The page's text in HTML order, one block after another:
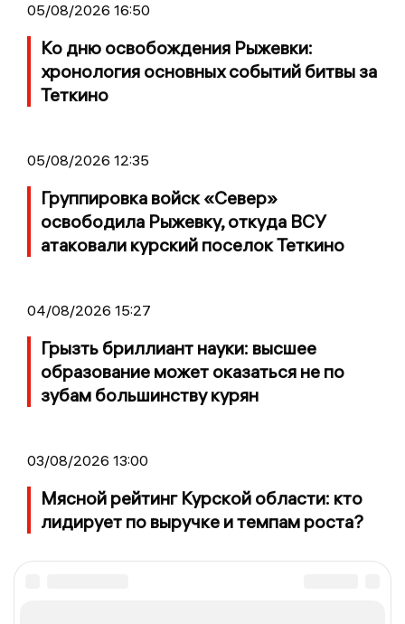
05/08/2026 16:50
Ко дню освобождения Рыжевки:
хронология основных событий битвы за
Теткино
05/08/2026 12:35
Группировка войск «Север»
освободила Рыжевку, откуда ВСУ
атаковали курский поселок Теткино
04/08/2026 15:27
Грызть бриллиант науки: высшее
образование может оказаться не по
зубам большинству курян
03/08/2026 13:00
Мясной рейтинг Курской области: кто
лидирует по выручке и темпам роста?